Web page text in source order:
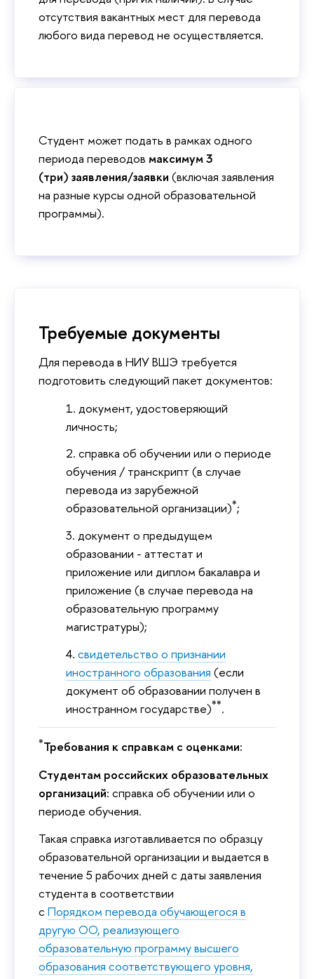
отсутствия вакантных мест для перевода
любого вида перевод не осуществляется.
Студент может подать в рамках одного
периода переводов максимум 3
(три) заявления/заявки (включая заявления
на разные курсы одной образовательной
программы).
Требуемые документы
Для перевода в НИУ ВШЭ требуется
подготовить следующий пакет документов:
документ, удостоверяющий
личность;
справка об обучении или о периоде
обучения / транскрипт (в случае
перевода из зарубежной
образовательной организации)*;
документ о предыдущем
образовании - аттестат и
приложение или диплом бакалавра и
приложение (в случае перевода на
образовательную программу
магистратуры);
свидетельство о признании
иностранного образования (если
документ об образовании получен в
иностранном государстве)**.
*Требования к справкам с оценками:
Студентам российских образовательных
организаций: справка об обучении или о
периоде обучения.
Такая справка изготавливается по образцу
образовательной организации и выдается в
течение 5 рабочих дней с даты заявления
студента в соответствии
с Порядком перевода обучающегося в
другую ОО, реализующего
образовательную программу высшего
образования соответствующего уровня,